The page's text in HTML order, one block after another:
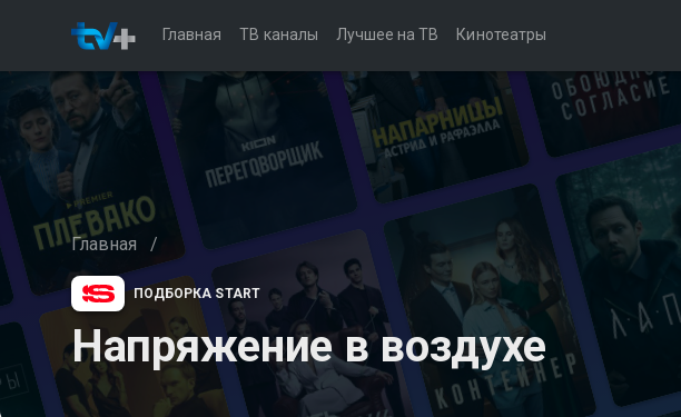
Главная ТВ каналы Лучшее на ТВ Кинотеатры
Главная /
ПОДБОРКА START
Напряжение в воздухе